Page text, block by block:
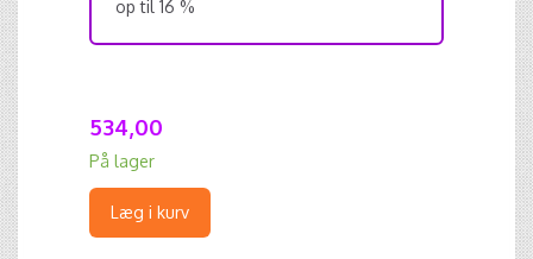
op til 16 %
534,00
På lager
Læg i kurv